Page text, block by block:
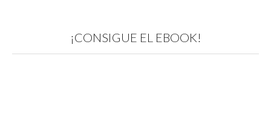
¡CONSIGUE EL EBOOK!